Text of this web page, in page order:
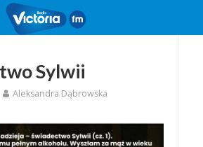
Sylwii
Aleksandra Dąbrowska